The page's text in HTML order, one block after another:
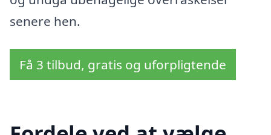
senere hen.
Få 3 tilbud, gratis og uforpligtende